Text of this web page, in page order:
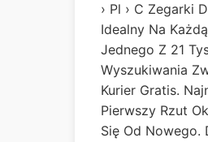
› Pl › C Zegarki
Idealny Na
Jednego Z 21
Wyszukiwania
Kurier Gratis.
Pierwszy Rzut
Się Od Nowego.